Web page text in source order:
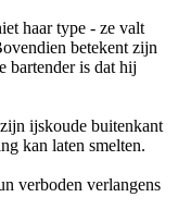
haar type - ze valt
betekent zijn
bartender is dat hij
ijskoude buitenkant
kan laten smelten.
verboden verlangens